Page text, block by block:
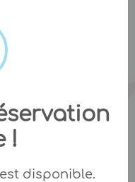
!
disponible.